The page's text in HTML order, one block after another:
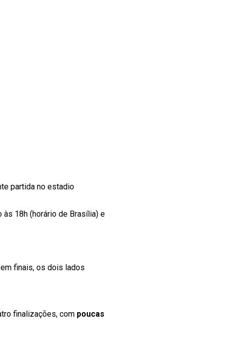
partida no estadio
às 18h (horário de Brasília) e
finais, os dois lados
finalizações, com poucas